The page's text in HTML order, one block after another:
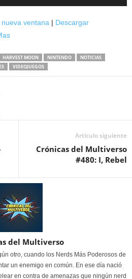
ventana | Descargar
HARVEST MOON NINTENDO
NOTICIAS
VIDEOJUEGOS
Artículo siguiente
Crónicas del Multiverso
#480: I, Rebel
del Multiverso
otro, cuando los Nerds Más Poderosos de
un enemigo en común. En ese día nació
en contra de amenazas que ningún nerd